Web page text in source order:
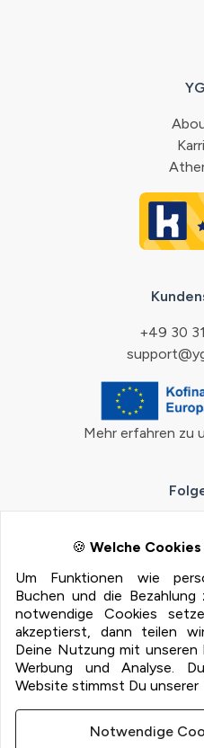
🍪 Welche
Um Funktionen wie
Buchen und die
notwendige Cookies
akzeptierst, dann teilen
Deine Nutzung mit unseren
Werbung und Analyse.
Website stimmst Du unserer
Notwendige
+49 30
Mehr erfahren zu
100%